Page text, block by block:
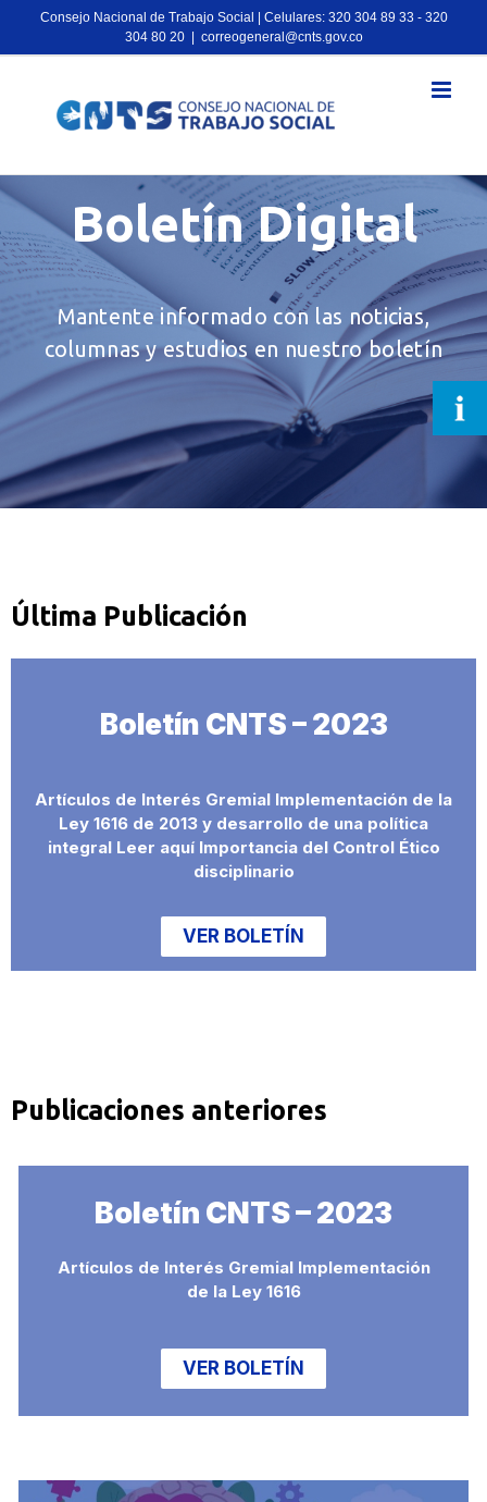
Consejo Nacional de Trabajo Social | Celulares: 320 304 89 33 - 320
304 80 20
correogeneral@cnts.gov.co
Boletín Digital
Mantente informado con las noticias,
columnas y estudios en nuestro boletín
Última Publicación
Boletín CNTS – 2023
Artículos de Interés Gremial Implementación de la
Ley 1616 de 2013 y desarrollo de una política
integral Leer aquí Importancia del Control Ético
disciplinario
VER BOLETÍN
Publicaciones anteriores
Boletín CNTS – 2023
Artículos de Interés Gremial Implementación
de la Ley 1616
VER BOLETÍN